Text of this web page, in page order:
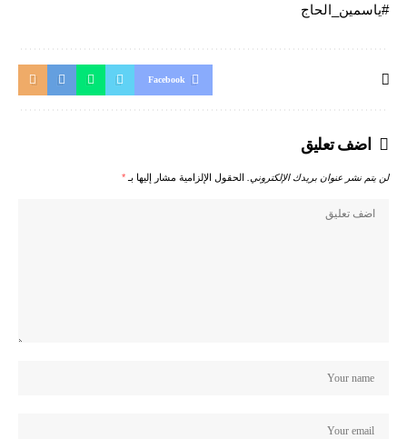
#ياسمين_الحاج
Facebook
اضف تعليق
لن يتم نشر عنوان بريدك الإلكتروني. الحقول الإلزامية مشار إليها بـ *